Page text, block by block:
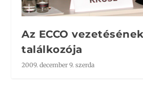
Az ECCO
találkozója
2009. december 9. szerda